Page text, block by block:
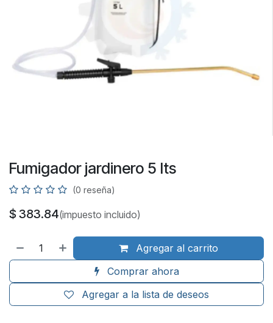
Fumigador jardinero 5 lts
(0 reseña)
$ 383.84(impuesto incluido)
Agregar al carrito
Comprar ahora
Agregar a la lista de deseos